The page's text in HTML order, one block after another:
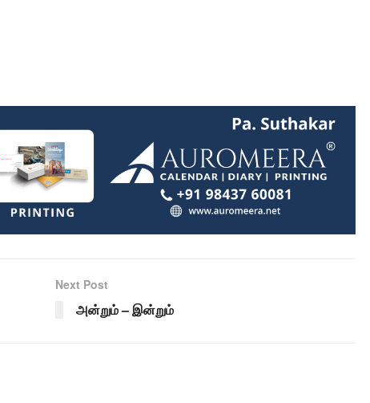
Next Post
அன்றும் – இன்றும்